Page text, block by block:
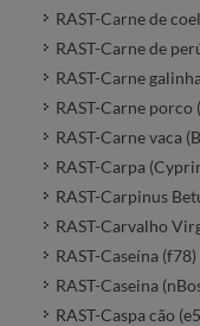
RAST-Carne de
RAST-Carne de
RAST-Carne
RAST-Carne porco
RAST-Carne vaca
RAST-Carpa
RAST-Carpinus
RAST-Carvalho
RAST-Caseína
RAST-Caseina
RAST-Caspa cão